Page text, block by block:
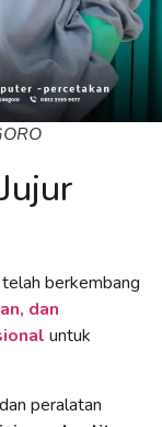
berkembang
dan
untuk
peralatan